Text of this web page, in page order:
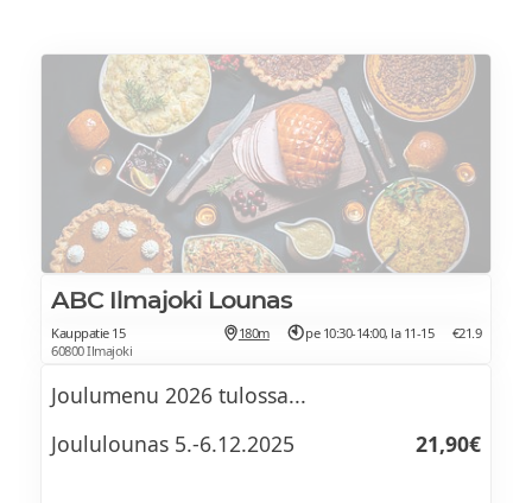
ABC Ilmajoki Lounas
Kauppatie 15
60800 Ilmajoki
180m pe 10:30-14:00, la 11-15 €21.9
Joulumenu 2026 tulossa...
Joululounas 5.-6.12.2025
21,90€